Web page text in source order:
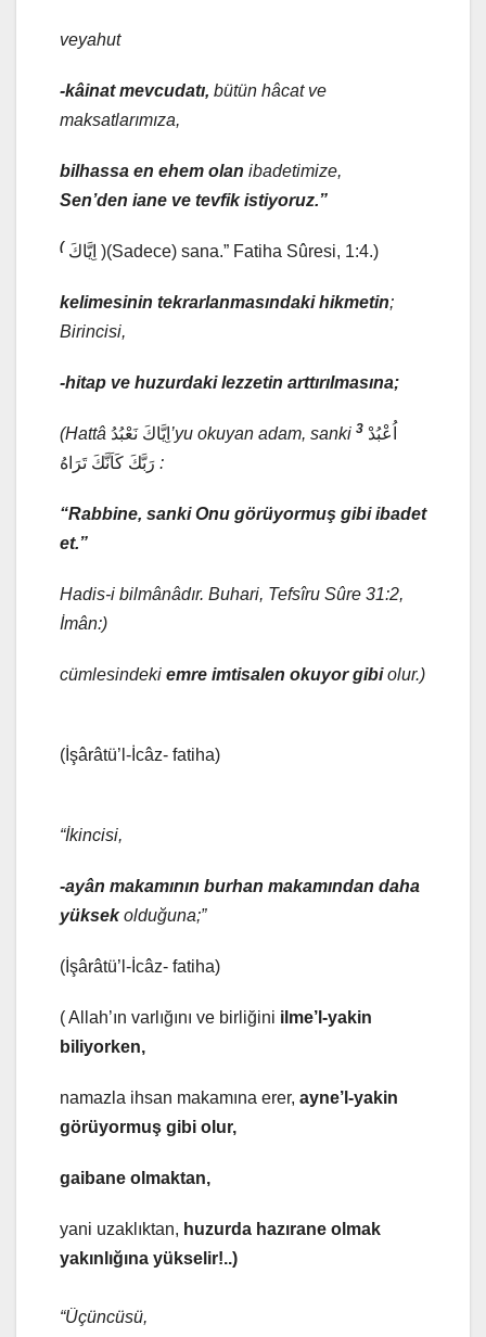
veyahut
-kâinat mevcudatı, bütün hâcat ve
maksatlarımıza,
bilhassa en ehem olan ibadetimize,
Sen’den iane ve tevfik istiyoruz.”
( اِيَّاكَ )(Sadece) sana.” Fatiha Sûresi, 1:4.)
kelimesinin tekrarlanmasındaki hikmetin;
Birincisi,
-hitap ve huzurdaki lezzetin arttırılmasına;
(Hattâ اِيَّاكَ نَعْبُدُ ’yu okuyan adam, sanki 3 اُعْبُدْ
رَبَّكَ كَاَنَّكَ تَرَاهُ :
“Rabbine, sanki Onu görüyormuş gibi ibadet
et.”
Hadis-i bilmânâdır. Buhari, Tefsîru Sûre 31:2,
İmân:)
cümlesindeki emre imtisalen okuyor gibiolur.)
(İşârâtü’l-İcâz- fatiha)
“İkincisi,
-ayân makamının burhan makamından daha
yüksekolduğuna;”
(İşârâtü’l-İcâz- fatiha)
( Allah’ın varlığını ve birliğini ilme’l-yakin
biliyorken,
namazla ihsan makamına erer, ayne’l-yakin
görüyormuş gibi olur,
gaibane olmaktan,
yani uzaklıktan, huzurda hazırane olmak
yakınlığına yükselir!..)
“Üçüncüsü,